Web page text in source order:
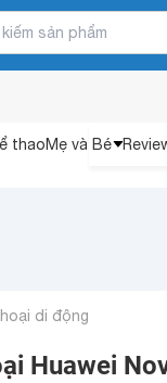
thaoMẹ và Bé
di động
Huawei